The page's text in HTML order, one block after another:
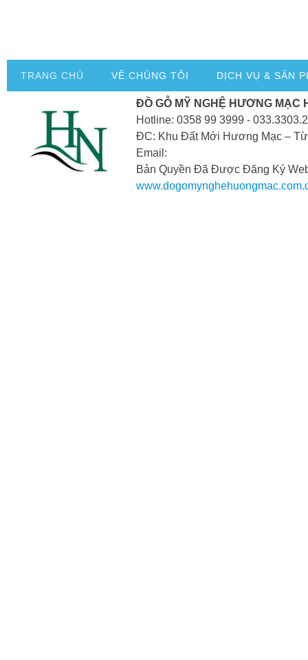
TRANG CHỦ VỀ CHÚNG TÔI DỊCH VỤ & SẢN
ĐỒ GỖ MỸ NGHỆ HƯƠNG MẠC
Hotline: 0358 99 3999 -
ĐC: Khu Đất Mới Hương Mạc –
Email:
Bản Quyền Đã Được Đăng Ký